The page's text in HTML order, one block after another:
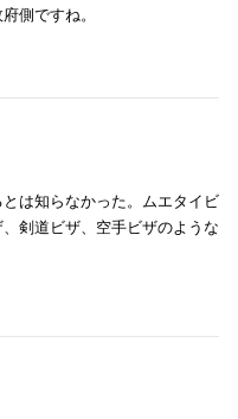
側ですね。
は知らなかった。ムエタイビ
剣道ビザ、空手ビザのような